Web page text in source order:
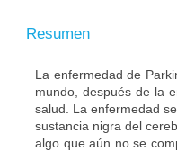
Resumen
La enfermedad de
mundo, después de la
salud. La enfermedad
sustancia nigra del
algo que aún no se